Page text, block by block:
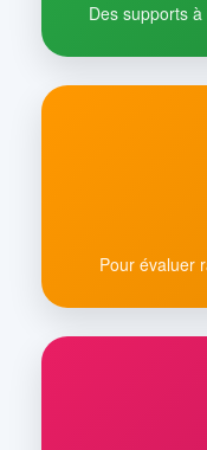
Des supports
Pour évaluer